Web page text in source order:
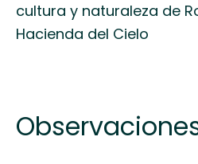
cultura y naturaleza de
Hacienda del Cielo